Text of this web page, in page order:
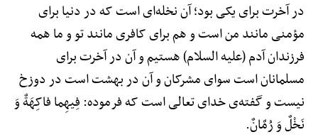
در آخرت برای یکی بود؛ آن نخله‌ای است که در دنیا برای
مؤمنی مانند من است و هم برای کافری مانند تو و ما همه
فرزندان آدم (علیه السلام) هستیم و آن در آخرت برای
مسلمانان است سوای مشرکان و آن در بهشت است در دوزخ
نیست و گفته‌ی خدای تعالی است که فرموده: فِیهِما فاکِهَةٌ وَ
نَخْلٌ وَ رُمَّانٌ.